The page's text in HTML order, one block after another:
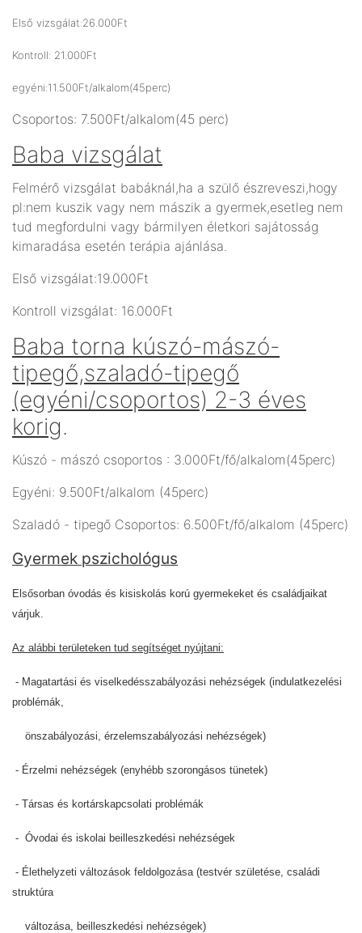
Első vizsgálat:26.000Ft
Kontroll: 21.000Ft
egyéni:11.500Ft/alkalom(45perc)
Csoportos: 7.500Ft/alkalom(45 perc)
Baba vizsgálat
Felmérő vizsgálat babáknál,ha a szülő észreveszi,hogy
pl:nem kuszik vagy nem mászik a gyermek,esetleg nem
tud megfordulni vagy bármilyen életkori sajátosság
kimaradása esetén terápia ajánlása.
Első vizsgálat:19.000Ft
Kontroll vizsgálat: 16.000Ft
Baba torna kúszó-mászó-
tipegő,szaladó-tipegő
(egyéni/csoportos) 2-3 éves
korig.
Kúszó - mászó csoportos : 3.000Ft/fő/alkalom(45perc)
Egyéni: 9.500Ft/alkalom (45perc)
Szaladó - tipegő Csoportos: 6.500Ft/fő/alkalom (45perc)
Gyermek pszichológus
Elsősorban óvodás és kisiskolás korú gyermekeket és családjaikat
várjuk.
Az alábbi területeken tud segítséget nyújtani:
- Magatartási és viselkedésszabályozási nehézségek (indulatkezelési
problémák,
önszabályozási, érzelemszabályozási nehézségek)
- Érzelmi nehézségek (enyhébb szorongásos tünetek)
- Társas és kortárskapcsolati problémák
- Óvodai és iskolai beilleszkedési nehézségek
- Élethelyzeti változások feldolgozása (testvér születése, családi
struktúra
változása, beilleszkedési nehézségek)